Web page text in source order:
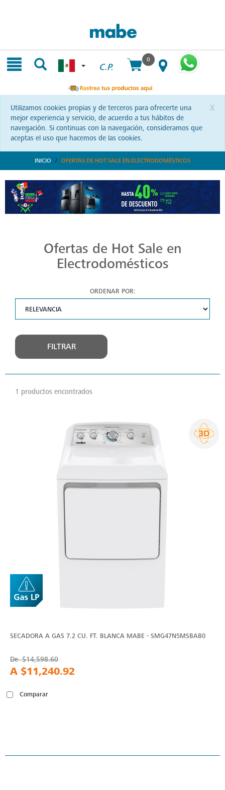
C.P.
0
x
Utilizamos cookies propias y de terceros para ofrecerte una
mejor experiencia y servicio, de acuerdo a tus hábitos de
navegación. Si continuas con la navegación, consideramos que
aceptas el uso que hacemos de las cookies.
INICIO OFERTAS DE HOT SALE EN ELECTRODOMÉSTICOS
Ofertas de Hot Sale en
Electrodomésticos
ORDENAR POR:
FILTRAR
1 productos encontrados
SECADORA A GAS 7.2 CU. FT. BLANCA MABE - SMG47N5MSBAB0
De$14,598.60
A $11,240.92
Comparar